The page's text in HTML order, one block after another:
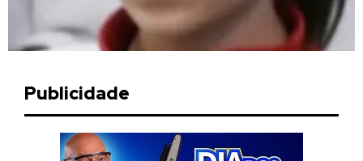
Publicidade